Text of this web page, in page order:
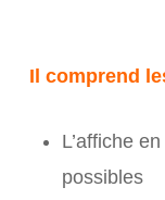
Il comprend
L’affiche
possibles